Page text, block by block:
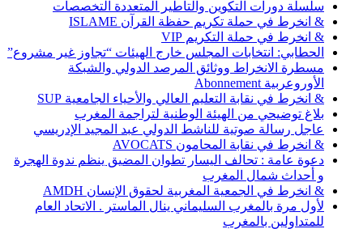
سلسلة دورات التكوين والتأطير المتعددة التخصصات
& انخرط في حملة تكريم حفظة القرآن ISLAME
& انخرط في حملة التكريم VIP
الحطابي: انتخابات المجلس خارج الهيئات “تجاوز غير مشروع”
مسطرة الانخراط ووثائق المرصد الدولي والشبكة
الأوروعربية Abonnement
& انخرط في نقابة التعليم العالي والأحياء الجامعية SUP
بلاغ توضيحي من الهيئة الوطنية لتراجمة المغرب
عاجل رسالة صوتية للناشط الدولي عبد المجيد الإدريسي
& انخرط في نقابة المحامون AVOCATS
دعوة عامة : تحالف اليسار تطوان المضيق ينظم ندوة الهجرة
و أحداث شمال المغرب
& انخرط في الجمعية المغربية لحقوق الإنسان AMDH
لأول مرة بالمغرب السليماني ينال الماستر . الاتحاد العام
للمتداولين بالمغرب